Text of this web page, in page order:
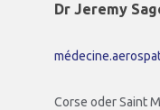
Dr Jeremy
Corse oder Saint